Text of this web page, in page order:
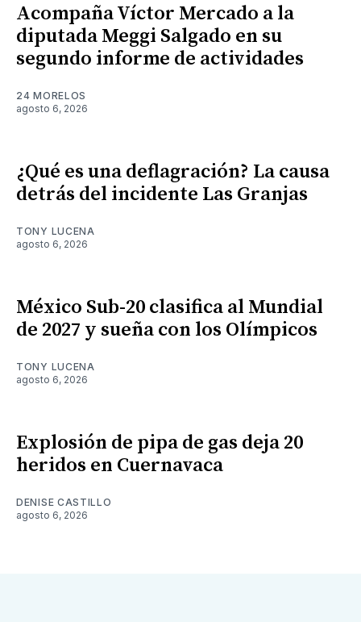
Acompaña Víctor Mercado a la
diputada Meggi Salgado en su
segundo informe de actividades
24 MORELOS
agosto 6, 2026
¿Qué es una deflagración? La causa
detrás del incidente Las Granjas
TONY LUCENA
agosto 6, 2026
México Sub-20 clasifica al Mundial
de 2027 y sueña con los Olímpicos
TONY LUCENA
agosto 6, 2026
Explosión de pipa de gas deja 20
heridos en Cuernavaca
DENISE CASTILLO
agosto 6, 2026